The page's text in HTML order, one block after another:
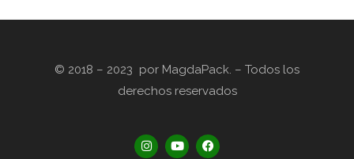
© 2018 – 2023 por MagdaPack. – Todos los
derechos reservados
I
n
Y
o
F
a